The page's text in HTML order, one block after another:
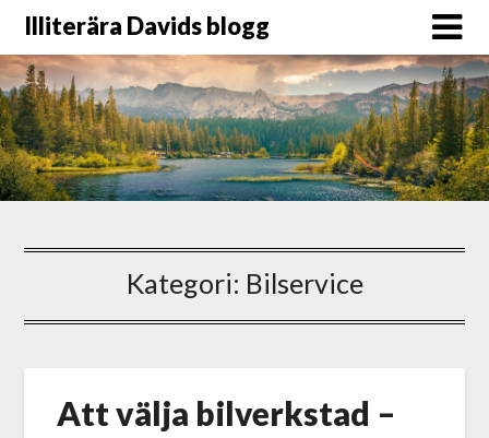
Illiterära Davids blogg
Kategori: Bilservice
Att välja bilverkstad –